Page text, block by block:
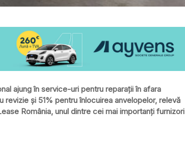
ajung în service-uri pentru reparaţii în afara
şi 51% pentru înlocuirea anvelopelor, relevă
România, unul dintre cei mai importanţi furnizori